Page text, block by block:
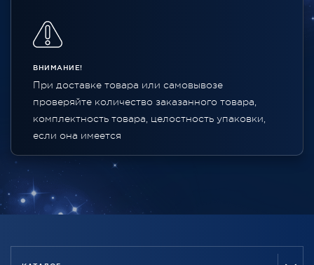
ВНИМАНИЕ!
При доставке товара или самовывозе
проверяйте количество заказанного товара,
комплектность товара, целостность упаковки,
если она имеется